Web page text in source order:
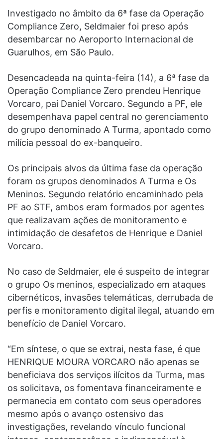
Investigado no âmbito da 6ª fase da Operação
Compliance Zero, Seldmaier foi preso após
desembarcar no Aeroporto Internacional de
Guarulhos, em São Paulo.
Desencadeada na quinta-feira (14), a 6ª fase da
Operação Compliance Zero prendeu Henrique
Vorcaro, pai Daniel Vorcaro. Segundo a PF, ele
desempenhava papel central no gerenciamento
do grupo denominado A Turma, apontado como
milícia pessoal do ex-banqueiro.
Os principais alvos da última fase da operação
foram os grupos denominados A Turma e Os
Meninos. Segundo relatório encaminhado pela
PF ao STF, ambos eram formados por agentes
que realizavam ações de monitoramento e
intimidação de desafetos de Henrique e Daniel
Vorcaro.
No caso de Seldmaier, ele é suspeito de integrar
o grupo Os meninos, especializado em ataques
cibernéticos, invasões telemáticas, derrubada de
perfis e monitoramento digital ilegal, atuando em
benefício de Daniel Vorcaro.
“Em síntese, o que se extrai, nesta fase, é que
HENRIQUE MOURA VORCARO não apenas se
beneficiava dos serviços ilícitos da Turma, mas
os solicitava, os fomentava financeiramente e
permanecia em contato com seus operadores
mesmo após o avanço ostensivo das
investigações, revelando vínculo funcional